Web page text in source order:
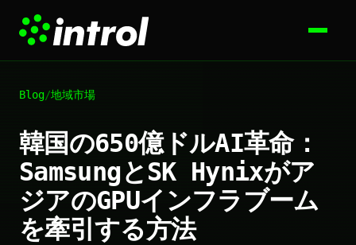
Blog/地域市場
韓国の650億ドルAI革命：
SamsungとSK Hynixがア
ジアのGPUインフラブーム
を牽引する方法